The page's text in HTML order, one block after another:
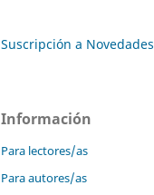
Suscripción a Novedades
Información
Para lectores/as
Para autores/as